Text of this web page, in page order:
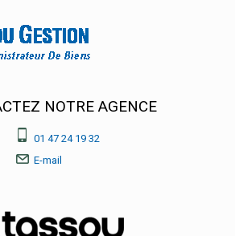
NOTRE AGENCE
01 47 24 19 32
E-mail